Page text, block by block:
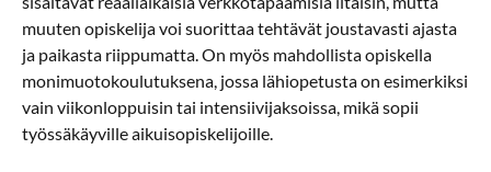
muuten opiskelija voi suorittaa tehtävät joustavasti ajasta
ja paikasta riippumatta. On myös mahdollista opiskella
monimuotokoulutuksena, jossa lähiopetusta on esimerkiksi
vain viikonloppuisin tai intensiivijaksoissa, mikä sopii
työssäkäyville aikuisopiskelijoille.